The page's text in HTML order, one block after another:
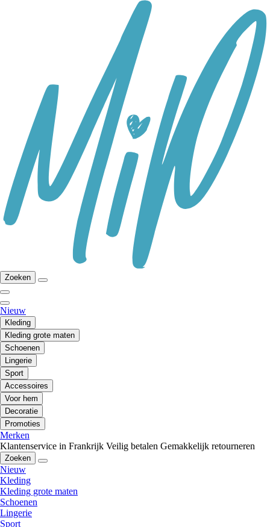
Zoeken
Nieuw
Kleding
Kleding grote maten
Schoenen
Lingerie
Sport
Accessoires
Voor hem
Decoratie
Promoties
Merken
Klantenservice in Frankrijk Veilig betalen Gemakkelijk retourneren
Zoeken
Nieuw
Kleding
Kleding grote maten
Schoenen
Lingerie
Sport